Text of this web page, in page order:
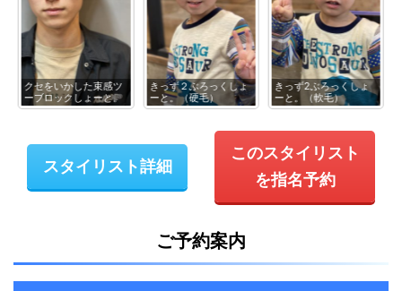
クセをいかした束感ツ
ーブロックしょーと。
きっず２ぶろっくしょ
ーと。（硬毛）
きっず2ぶろっくしょ
ーと。（軟毛）
スタイリスト詳細
このスタイリスト
を指名予約
ご予約案内